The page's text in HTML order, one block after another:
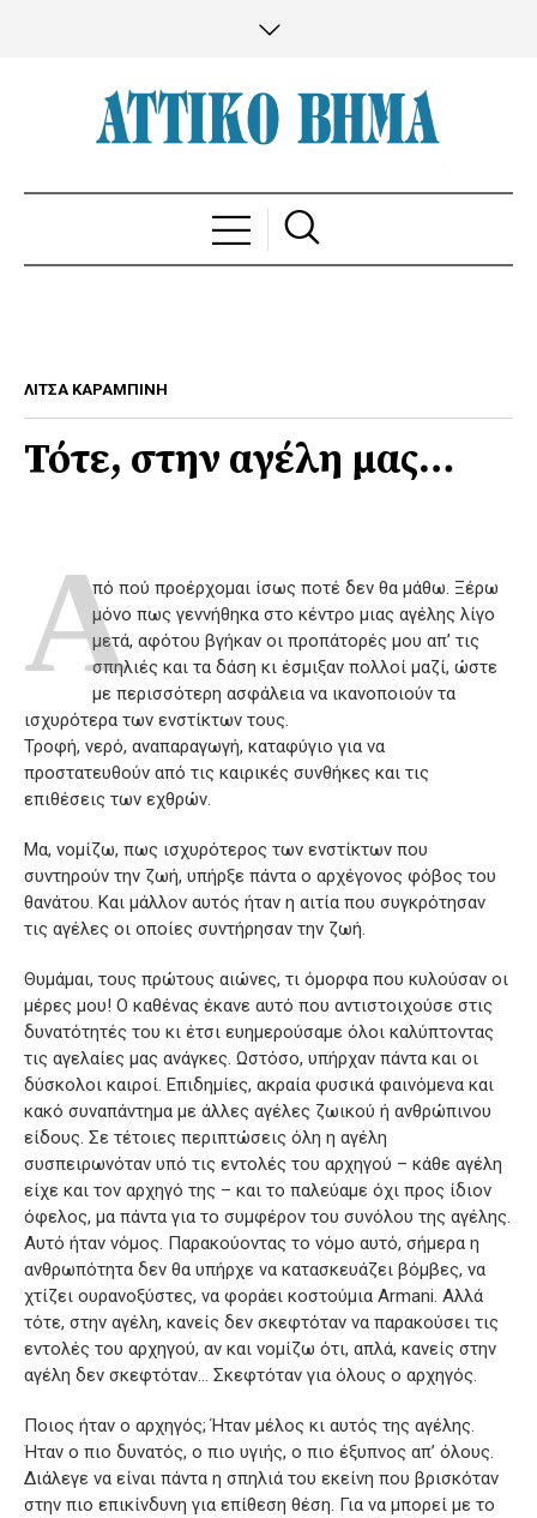
ΛΙΤΣΑ ΚΑΡΑΜΠΙΝΗ
Τότε, στην αγέλη μας…
Aπό πού προέρχομαι ίσως ποτέ δεν θα μάθω. Ξέρω
μόνο πως γεννήθηκα στο κέντρο μιας αγέλης λίγο
μετά, αφότου βγήκαν οι προπάτορές μου απ’ τις
σπηλιές και τα δάση κι έσμιξαν πολλοί μαζί, ώστε
με περισσότερη ασφάλεια να ικανοποιούν τα
ισχυρότερα των ενστίκτων τους.
Τροφή, νερό, αναπαραγωγή, καταφύγιο για να
προστατευθούν από τις καιρικές συνθήκες και τις
επιθέσεις των εχθρών.
Μα, νομίζω, πως ισχυρότερος των ενστίκτων που
συντηρούν την ζωή, υπήρξε πάντα ο αρχέγονος φόβος του
θανάτου. Και μάλλον αυτός ήταν η αιτία που συγκρότησαν
τις αγέλες οι οποίες συντήρησαν την ζωή.
Θυμάμαι, τους πρώτους αιώνες, τι όμορφα που κυλούσαν οι
μέρες μου! Ο καθένας έκανε αυτό που αντιστοιχούσε στις
δυνατότητές του κι έτσι ευημερούσαμε όλοι καλύπτοντας
τις αγελαίες μας ανάγκες. Ωστόσο, υπήρχαν πάντα και οι
δύσκολοι καιροί. Επιδημίες, ακραία φυσικά φαινόμενα και
κακό συναπάντημα με άλλες αγέλες ζωικού ή ανθρώπινου
είδους. Σε τέτοιες περιπτώσεις όλη η αγέλη
συσπειρωνόταν υπό τις εντολές του αρχηγού – κάθε αγέλη
είχε και τον αρχηγό της – και το παλεύαμε όχι προς ίδιον
όφελος, μα πάντα για το συμφέρον του συνόλου της αγέλης.
Αυτό ήταν νόμος. Παρακούοντας το νόμο αυτό, σήμερα η
ανθρωπότητα δεν θα υπήρχε να κατασκευάζει βόμβες, να
χτίζει ουρανοξύστες, να φοράει κοστούμια Armani. Αλλά
τότε, στην αγέλη, κανείς δεν σκεφτόταν να παρακούσει τις
εντολές του αρχηγού, αν και νομίζω ότι, απλά, κανείς στην
αγέλη δεν σκεφτόταν… Σκεφτόταν για όλους ο αρχηγός.
Ποιος ήταν ο αρχηγός; Ήταν μέλος κι αυτός της αγέλης.
Ήταν ο πιο δυνατός, ο πιο υγιής, ο πιο έξυπνος απ’ όλους.
Διάλεγε να είναι πάντα η σπηλιά του εκείνη που βρισκόταν
στην πιο επικίνδυνη για επίθεση θέση. Για να μπορεί με το